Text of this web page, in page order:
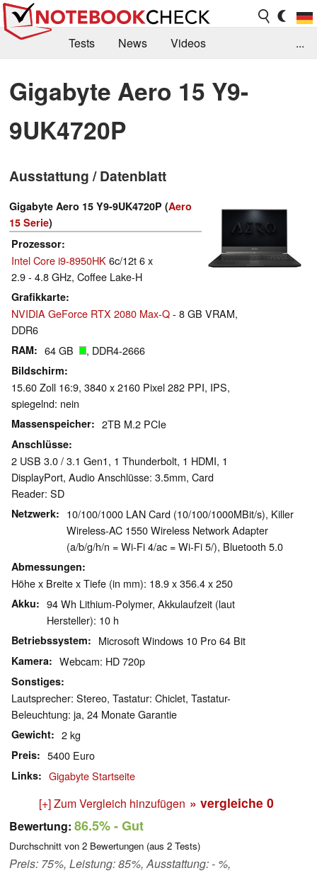
Tests News
Videos
Kaufberatung
Deals Suche
Jobs
Forum
...
Gigabyte Aero 15 Y9-
9UK4720P
Ausstattung / Datenblatt
Gigabyte Aero 15 Y9-9UK4720P (Aero
15 Serie)
Prozessor
Intel Core i9-8950HK6c/12t 6 x
2.9 - 4.8 GHz, Coffee Lake-H
Grafikkarte
NVIDIA GeForce RTX 2080 Max-Q- 8 GB VRAM,
DDR6
RAM 64 GB , DDR4-2666
Bildschirm
15.60 Zoll 16:9, 3840 x 2160 Pixel 282 PPI, IPS,
spiegelnd: nein
Massenspeicher 2TB M.2 PCIe
Anschlüsse
2 USB 3.0 / 3.1 Gen1, 1 Thunderbolt, 1 HDMI, 1
DisplayPort, Audio Anschlüsse: 3.5mm, Card
Reader: SD
Netzwerk
10/100/1000 LAN Card (10/100/1000MBit/s), Killer
Wireless-AC 1550 Wireless Network Adapter
(a/b/g/h/n = Wi-Fi 4/ac = Wi-Fi 5/), Bluetooth 5.0
Abmessungen
Höhe x Breite x Tiefe (in mm): 18.9 x 356.4 x 250
Akku
94 Wh Lithium-Polymer, Akkulaufzeit (laut
Hersteller): 10 h
Betriebssystem Microsoft Windows 10 Pro 64 Bit
Kamera Webcam: HD 720p
Sonstiges
Lautsprecher: Stereo, Tastatur: Chiclet, Tastatur-
Beleuchtung: ja, 24 Monate Garantie
Gewicht 2 kg
Preis 5400 Euro
Links Gigabyte Startseite
[+] Zum Vergleich hinzufügen » vergleiche 0
Bewertung: 86.5%- Gut
Durchschnitt von 2 Bewertungen (aus 2 Tests)
Preis: 75%, Leistung: 85%, Ausstattung: - %,